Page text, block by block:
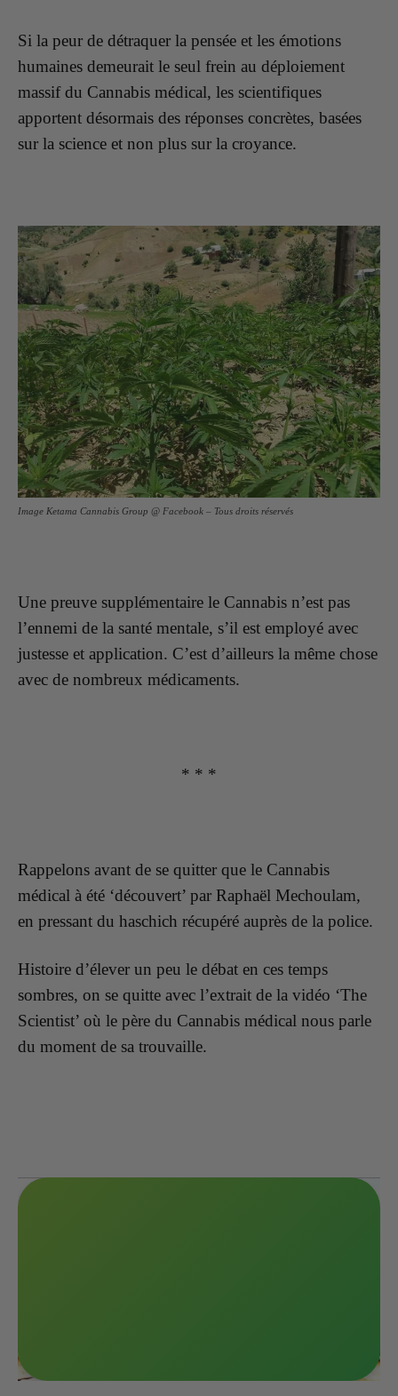
Si la peur de détraquer la pensée et les émotions
humaines demeurait le seul frein au déploiement
massif du Cannabis médical, les scientifiques
apportent désormais des réponses concrètes, basées
sur la science et non plus sur la croyance.
Image Ketama Cannabis Group @ Facebook – Tous droits réservés
Une preuve supplémentaire le Cannabis n’est pas
l’ennemi de la santé mentale, s’il est employé avec
justesse et application. C’est d’ailleurs la même chose
avec de nombreux médicaments.
* * *
Rappelons avant de se quitter que le Cannabis
médical à été ‘découvert’ par Raphaël Mechoulam,
en pressant du haschich récupéré auprès de la police.
Histoire d’élever un peu le débat en ces temps
sombres, on se quitte avec l’extrait de la vidéo ‘The
Scientist’ où le père du Cannabis médical nous parle
du moment de sa trouvaille.